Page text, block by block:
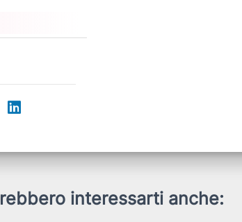
interessarti anche: